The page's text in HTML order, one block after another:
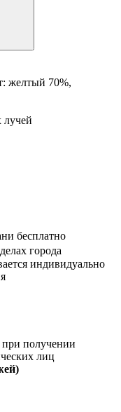
желтый 70%,
лучей
бесплатно
города
индивидуально
получении
лиц